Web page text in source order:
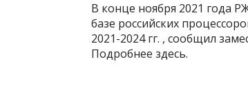
В конце ноября 2021 года
базе российских
2021-2024 гг. , сообщил
Подробнее здесь.